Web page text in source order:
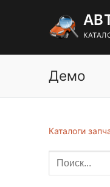
содержимому
Демо
Каталоги